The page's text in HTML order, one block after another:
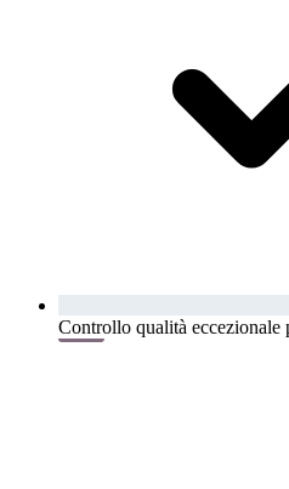
Controllo qualità